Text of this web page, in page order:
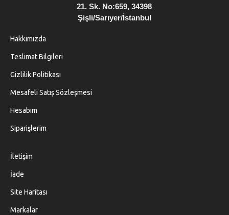
21. Sk. No:659, 34398
Şişli/Sarıyer/İstanbul
Hakkımızda
Teslimat Bilgileri
Gizlilik Politikası
Mesafeli Satış Sözleşmesi
Hesabım
Siparişlerim
İletişim
İade
Site Haritası
Markalar